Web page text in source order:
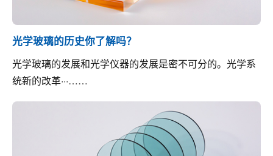
光学玻璃的历史你了解吗？
光学玻璃的发展和光学仪器的发展是密不可分的。光学系
统新的改革···……